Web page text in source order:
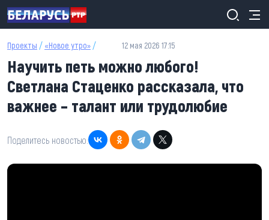
Перейти к основному содержанию
Проекты / «Новое утро» / 12 мая 2026 17:15
Научить петь можно любого!
Светлана Стаценко рассказала, что
важнее – талант или трудолюбие
Поделитесь новостью: